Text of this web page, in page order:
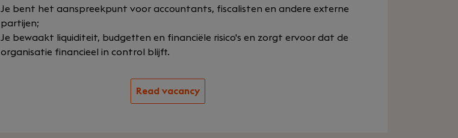
Je bent het aanspreekpunt voor accountants, fiscalisten en andere externe
partijen;
Je bewaakt liquiditeit, budgetten en financiële risico's en zorgt ervoor dat de
organisatie financieel in control blijft.
Read vacancy